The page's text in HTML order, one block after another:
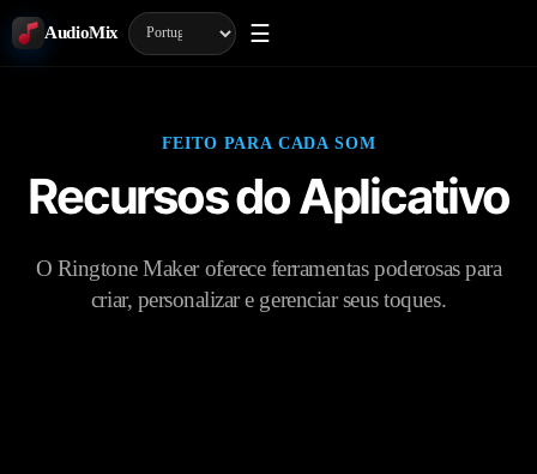
AudioMix ☰
FEITO PARA CADA SOM
Recursos do Aplicativo
O Ringtone Maker oferece ferramentas poderosas para
criar, personalizar e gerenciar seus toques.